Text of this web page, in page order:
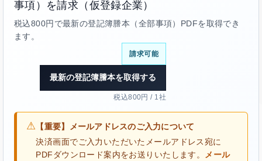
事項）を請求（仮登録企業）
税込800円で最新の登記簿謄本（全部事項）PDFを取得でき
ます。
請求可能
最新の登記簿謄本を取得する
税込800円 / 1社
⚠ 【重要】メールアドレスのご入力について
決済画面でご入力いただいたメールアドレス宛に
PDFダウンロード案内をお送りいたします。
メール